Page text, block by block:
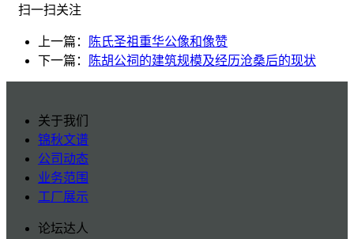
扫一扫关注
上一篇：
陈氏圣祖重华公像和像赞
下一篇：
陈胡公祠的建筑规模及经历沧桑后的现状
关于我们
锦秋文谱
公司动态
业务范围
工厂展示
论坛达人